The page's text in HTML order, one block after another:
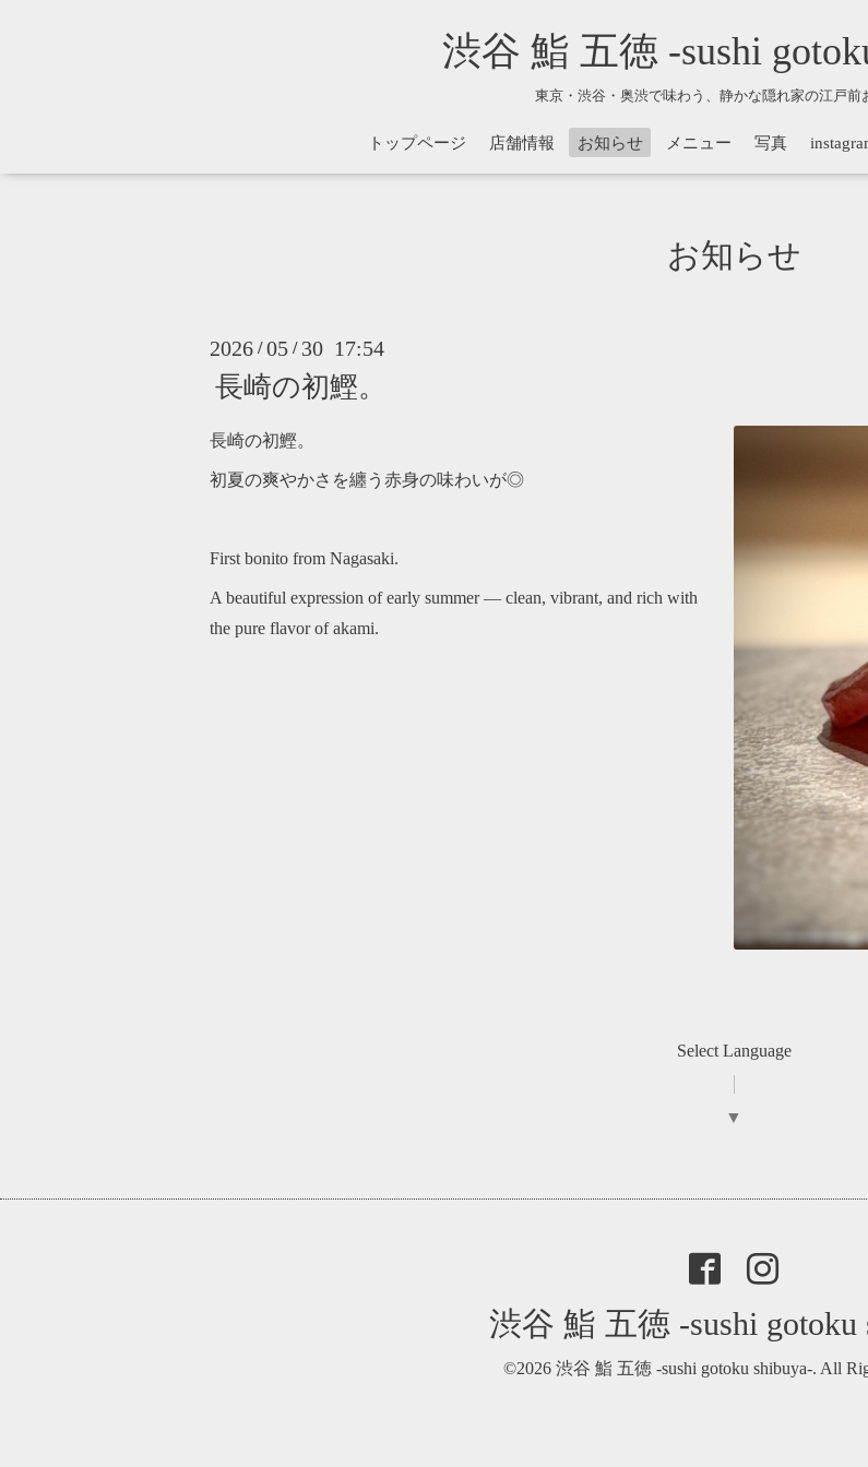
渋谷 鮨 五徳 -sushi
東京・渋谷・奥渋で味わう、静かな隠れ家の江戸前
トップページ 店舗情報 お知らせ メニュー 写真
お知らせ
2026 /05 / 30 17:54
長崎の初鰹。
長崎の初鰹。
初夏の爽やかさを纏う赤身の味わいが◎
First bonito from Nagasaki.
A beautiful expression of early summer — clean, vibrant, and rich with
the pure flavor of akami.
Select Language
▼
渋谷 鮨 五徳 -sushi gotoku
©2026 渋谷 鮨 五徳 -sushi gotoku shibuya-. All